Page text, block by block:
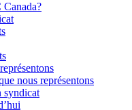
nous représentons
syndicat